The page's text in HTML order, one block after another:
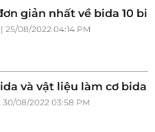
giản nhất về bida 10 bi
25/08/2022 04:14 PM
và vật liệu làm cơ bida
30/08/2022 03:58 PM